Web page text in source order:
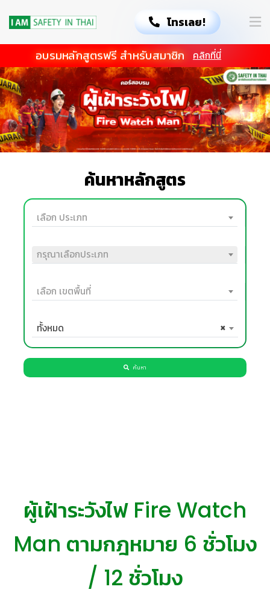
โทรเลย!
อบรมหลักสูตรฟรี สำหรับสมาชิก คลิกที่นี่
ค้นหาหลักสูตร
เลือก ประเภท
กรุณาเลือกประเภท
เลือก เขตพื้นที่
×
ทั้งหมด
ค้นหา
ผู้เฝ้าระวังไฟ Fire Watch
Man ตามกฎหมาย 6 ชั่วโมง
/ 12 ชั่วโมง